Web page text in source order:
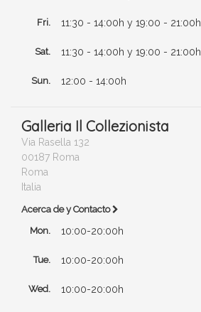
Fri. 11:30 - 14:00h y 19:00 - 21:00h
Sat. 11:30 - 14:00h y 19:00 - 21:00h
Sun. 12:00 - 14:00h
Galleria Il Collezionista
Via Rasella 132
00187 Roma
Roma
Italia
Acerca de y Contacto
Mon.
10:00-20:00h
Tue. 10:00-20:00h
Wed. 10:00-20:00h